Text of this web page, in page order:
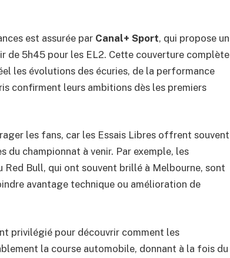
est assurée par Canal+ Sport, qui propose un
de 5h45 pour les EL2. Cette couverture complète
les évolutions des écuries, de la performance
confirment leurs ambitions dès les premiers
les fans, car les Essais Libres offrent souvent
du championnat à venir. Par exemple, les
Red Bull, qui ont souvent brillé à Melbourne, sont
avantage technique ou amélioration de
privilégié pour découvrir comment les
la course automobile, donnant à la fois du